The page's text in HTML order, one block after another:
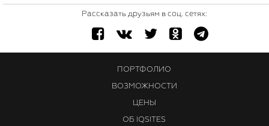
Рассказать друзьям в соц. сетях:
ПОРТФОЛИО
ВОЗМОЖНОСТИ
ЦЕНЫ
ОБ IQSITES